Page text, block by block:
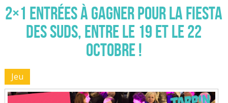
2×1 entrées à gagner pour la Fiesta
des Suds, entre le 19 et le 22
octobre !
Jeu